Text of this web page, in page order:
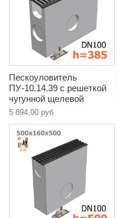
Пескоуловитель
ПУ-10.14.39 с решеткой
чугунной щелевой
5 894,00 руб